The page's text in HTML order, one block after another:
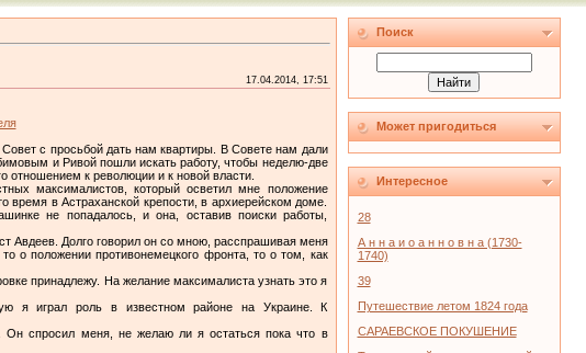
17.04.2014, 17:51
с просьбой дать нам квартиры. В Совете нам дали
и Ривой пошли искать работу, чтобы неделю-две
отношением к революции и к новой власти.
максималистов, который осветил мне положение
время в Астраханской крепости, в архиерейском доме.
не попадалось, и она, оставив поиски работы,
Авдеев. Долго говорил он со мною, расспрашивая меня
о положении противонемецкого фронта, то о том, как
принадлежу. На желание максималиста узнать это я
я играл роль в известном районе на Украине. К
Он спросил меня, не желаю ли я остаться пока что в
Поиск
Может пригодиться
Интересное
28
А н н а и о а н н о в н а (1730-
1740)
39
Путешествие летом 1824 года
САРАЕВСКОЕ ПОКУШЕНИЕ